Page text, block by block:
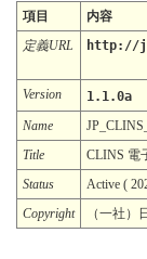
項目
内容
定義URL
http://
Version
1.1.0a
Name
Title
CLINS 電
Status
Active (
Copyright
（一社）